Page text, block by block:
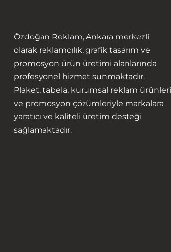
Özdoğan Reklam, Ankara merkezli
olarak reklamcılık, grafik tasarım ve
promosyon ürün üretimi alanlarında
profesyonel hizmet sunmaktadır.
Plaket, tabela, kurumsal reklam ürünleri
ve promosyon çözümleriyle markalara
yaratıcı ve kaliteli üretim desteği
sağlamaktadır.